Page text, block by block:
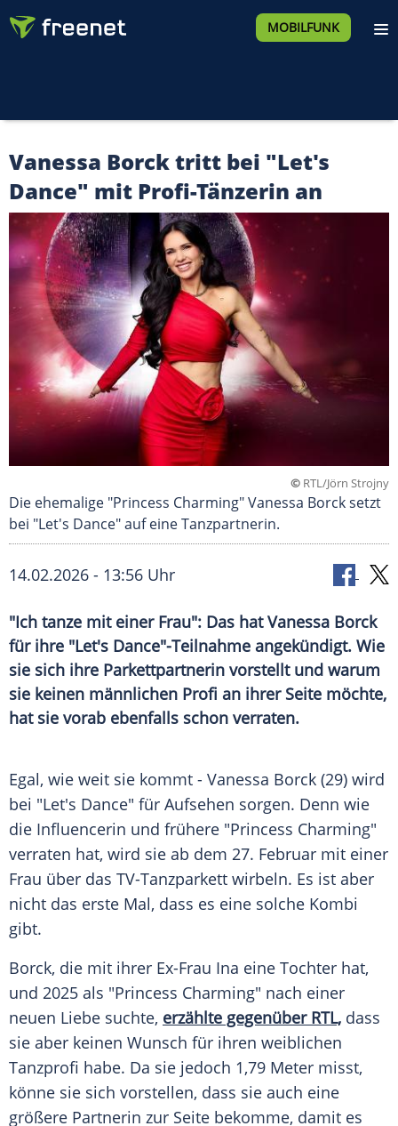
MOBILFUNK
Vanessa Borck tritt bei "Let's
Dance" mit Profi-Tänzerin an
© RTL/Jörn Strojny
Die ehemalige "Princess Charming" Vanessa Borck setzt
bei "Let's Dance" auf eine Tanzpartnerin.
14.02.2026 - 13:56 Uhr
"Ich tanze mit einer Frau": Das hat Vanessa Borck
für ihre "Let's Dance"-Teilnahme angekündigt. Wie
sie sich ihre Parkettpartnerin vorstellt und warum
sie keinen männlichen Profi an ihrer Seite möchte,
hat sie vorab ebenfalls schon verraten.
Egal, wie weit sie kommt - Vanessa Borck (29) wird
bei "Let's Dance" für Aufsehen sorgen. Denn wie
die Influencerin und frühere "Princess Charming"
verraten hat, wird sie ab dem 27. Februar mit einer
Frau über das TV-Tanzparkett wirbeln. Es ist aber
nicht das erste Mal, dass es eine solche Kombi
gibt.
Borck, die mit ihrer Ex-Frau Ina eine Tochter hat,
und 2025 als "Princess Charming" nach einer
neuen Liebe suchte, erzählte gegenüber RTL, dass
sie aber keinen Wunsch für ihren weiblichen
Tanzprofi habe. Da sie jedoch 1,79 Meter misst,
könne sie sich vorstellen, dass sie auch eine
größere Partnerin zur Seite bekomme, damit es